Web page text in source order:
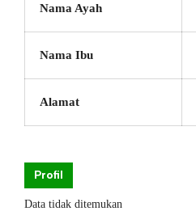
Nama Ayah
Nama Ibu
Alamat
Profil
Data tidak ditemukan